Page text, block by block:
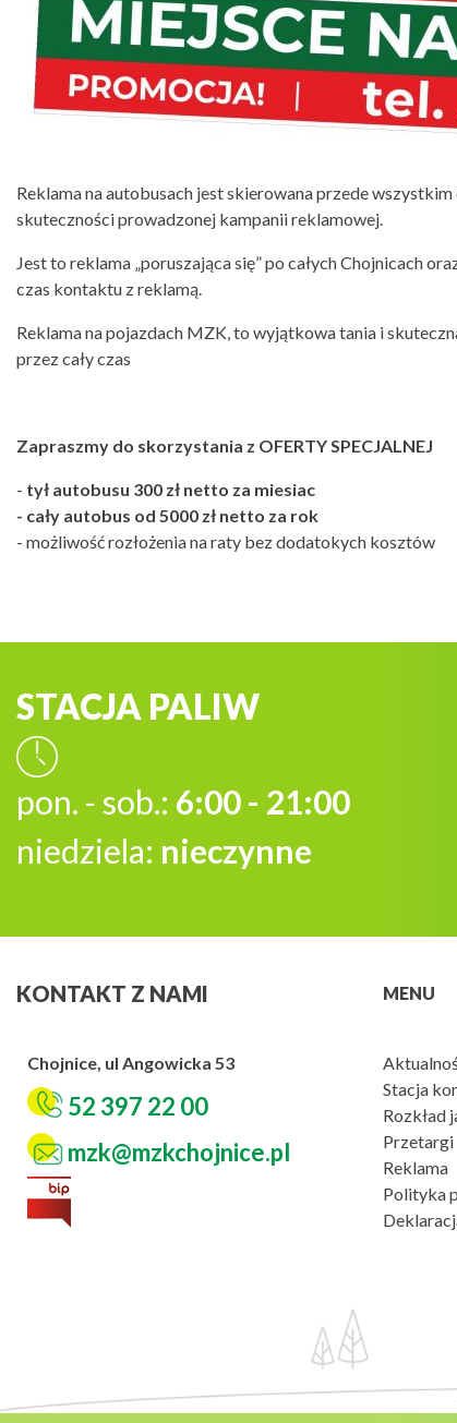
Reklama na autobusach jest skierowana przede
skuteczności prowadzonej kampanii reklamowej.
Jest to reklama „poruszająca się” po całych Chojnicach
czas kontaktu z reklamą.
Reklama na pojazdach MZK, to wyjątkowa tania i
przez cały czas
Zapraszmy do skorzystania z OFERTY SPECJALNEJ
- tył autobusu 300 zł netto za miesiac
- cały autobus od 5000 zł netto za rok
- możliwość rozłożenia na raty bez dodatokych kosztów
STACJA PALIW
pon. - sob.: 6:00 - 21:00
niedziela: nieczynne
KONTAKT Z NAMI
Chojnice, ul Angowicka 53
52 397 22 00
mzk@mzkchojnice.pl
MENU
Stacja
Rozkład
Przetargi
Reklama
Polityka